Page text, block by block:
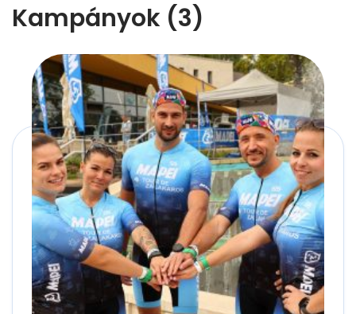
Kampányok (3)